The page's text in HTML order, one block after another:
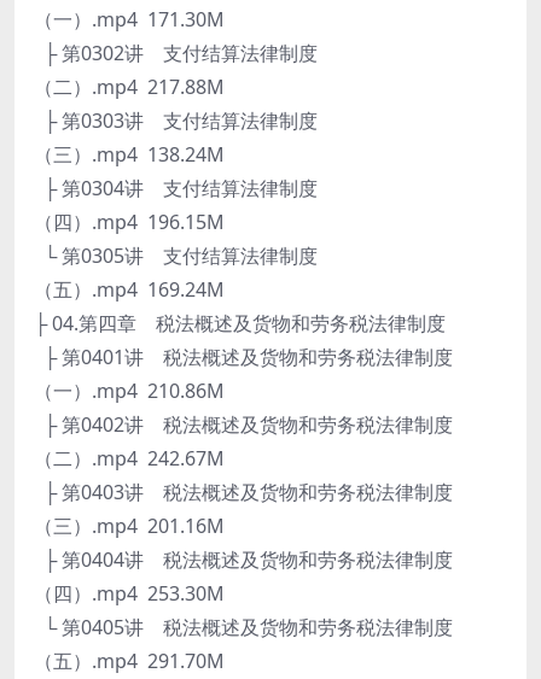
（一）.mp4 171.30M
├ 第0302讲 支付结算法律制度
（二）.mp4 217.88M
├ 第0303讲 支付结算法律制度
（三）.mp4 138.24M
├ 第0304讲 支付结算法律制度
（四）.mp4 196.15M
└ 第0305讲 支付结算法律制度
（五）.mp4 169.24M
├ 04.第四章 税法概述及货物和劳务税法律制度
├ 第0401讲 税法概述及货物和劳务税法律制度
（一）.mp4 210.86M
├ 第0402讲 税法概述及货物和劳务税法律制度
（二）.mp4 242.67M
├ 第0403讲 税法概述及货物和劳务税法律制度
（三）.mp4 201.16M
├ 第0404讲 税法概述及货物和劳务税法律制度
（四）.mp4 253.30M
└ 第0405讲 税法概述及货物和劳务税法律制度
（五）.mp4 291.70M